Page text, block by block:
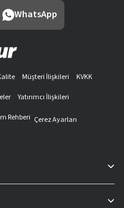
WhatsApp
Müşteri İlişkileri
KVKK
Yatırımcı İlişkileri
Rehberi Çerez Ayarları